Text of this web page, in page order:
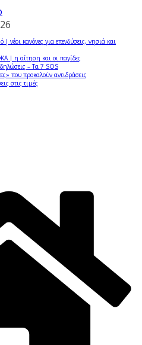
| νέοι κανόνες για επενδύσεις, νησιά και
| η αίτηση και οι παγίδες
– Τα 7 SOS
που προκαλούν αντιδράσεις
στις τιμές